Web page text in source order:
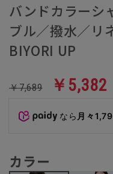
バンドカラーシ
ブル／撥水／リ
BIYORI UP
￥7,689 ￥5,382
なら 月々
カラー